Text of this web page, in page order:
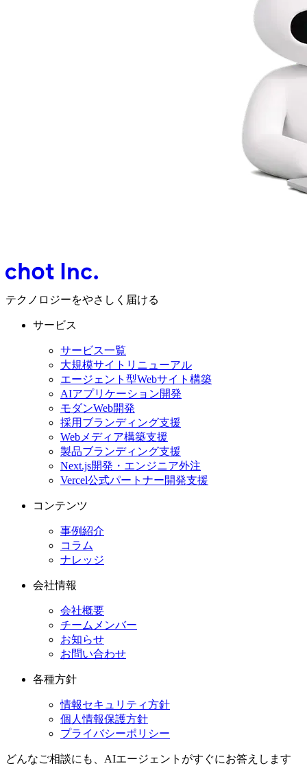
テクノロジーをやさしく届ける
サービス
サービス一覧
大規模サイトリニューアル
エージェント型Webサイト構築
AIアプリケーション開発
モダンWeb開発
採用ブランディング支援
Webメディア構築支援
製品ブランディング支援
Next.js開発・エンジニア外注
Vercel公式パートナー開発支援
コンテンツ
事例紹介
コラム
ナレッジ
会社情報
会社概要
チームメンバー
お知らせ
お問い合わせ
各種方針
情報セキュリティ方針
個人情報保護方針
プライバシーポリシー
どんなご相談にも、 AIエージェントがすぐにお答えします